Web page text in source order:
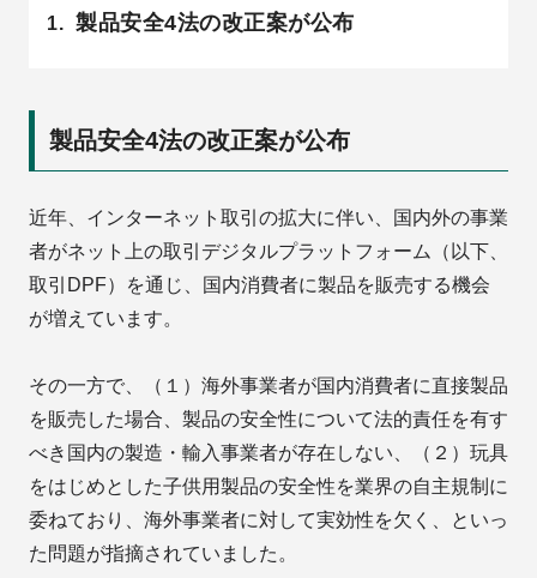
製品安全4法の改正案が公布
製品安全4法の改正案が公布
近年、インターネット取引の拡大に伴い、国内外の事業
者がネット上の取引デジタルプラットフォーム（以下、
取引DPF）を通じ、国内消費者に製品を販売する機会
が増えています。
その一方で、（１）海外事業者が国内消費者に直接製品
を販売した場合、製品の安全性について法的責任を有す
べき国内の製造・輸入事業者が存在しない、（２）玩具
をはじめとした子供用製品の安全性を業界の自主規制に
委ねており、海外事業者に対して実効性を欠く、といっ
た問題が指摘されていました。